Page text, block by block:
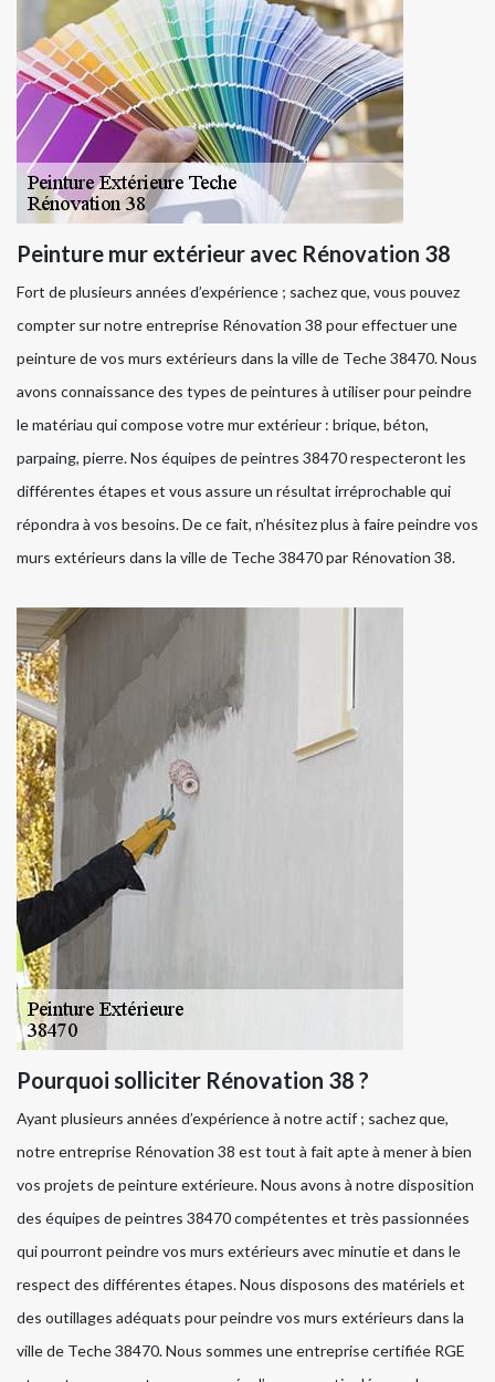
Peinture mur extérieur avec Rénovation 38
Fort de plusieurs années d’expérience ; sachez que, vous pouvez
compter sur notre entreprise Rénovation 38 pour effectuer une
peinture de vos murs extérieurs dans la ville de Teche 38470. Nous
avons connaissance des types de peintures à utiliser pour peindre
le matériau qui compose votre mur extérieur : brique, béton,
parpaing, pierre. Nos équipes de peintres 38470 respecteront les
différentes étapes et vous assure un résultat irréprochable qui
répondra à vos besoins. De ce fait, n’hésitez plus à faire peindre vos
murs extérieurs dans la ville de Teche 38470 par Rénovation 38.
Pourquoi solliciter Rénovation 38 ?
Ayant plusieurs années d’expérience à notre actif ; sachez que,
notre entreprise Rénovation 38 est tout à fait apte à mener à bien
vos projets de peinture extérieure. Nous avons à notre disposition
des équipes de peintres 38470 compétentes et très passionnées
qui pourront peindre vos murs extérieurs avec minutie et dans le
respect des différentes étapes. Nous disposons des matériels et
des outillages adéquats pour peindre vos murs extérieurs dans la
ville de Teche 38470. Nous sommes une entreprise certifiée RGE